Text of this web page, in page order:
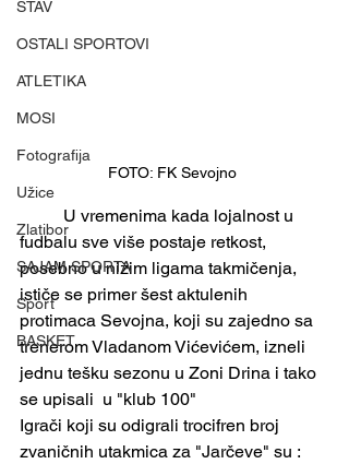
STAV
OSTALI SPORTOVI
ATLETIKA
MOSI
Fotografija
Užice
Zlatibor
SAJAM SPORTA
Sport
BASKET
FOTO: FK Sevojno
fudbalu sve više postaje retkost,
posebno u nižim ligama takmičenja,
ističe se primer šest aktulenih
protimaca Sevojna, koji su zajedno sa
trenerom Vladanom Vićevićem, izneli
jednu tešku sezonu u Zoni Drina i tako
se upisali  u "klub 100"
Igrači koji su odigrali trocifren broj
zvaničnih utakmica za "Jarčeve" su :